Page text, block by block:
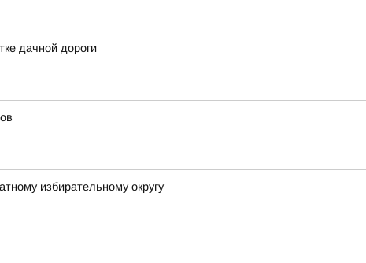
дачной дороги
избирательному округу